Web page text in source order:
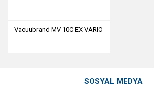
Vacuubrand MV 10C EX VARIO
SOSYAL MEDYA